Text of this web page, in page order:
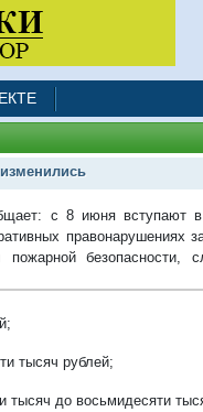
с 8 июня вступают
правонарушениях
пожарной безопасности,
тысяч рублей;
до восьмидесяти